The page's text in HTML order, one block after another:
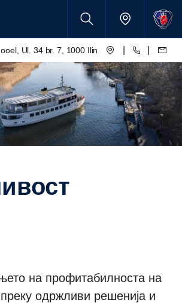
Ul. 34 br. 7, 1000 Ilinden – Skopje
на профитабилноста на
одржливи решенија и